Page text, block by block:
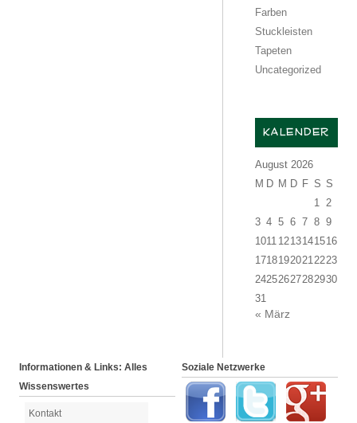
Farben
Stuckleisten
Tapeten
Uncategorized
KALENDER
August 2026
M D M D F S S
1 2
3 4 5 6 7 8 9
1011 1213141516
17181920212223
24252627282930
31
« März
Informationen & Links: Alles
Wissenswertes
Kontakt
Soziale Netzwerke